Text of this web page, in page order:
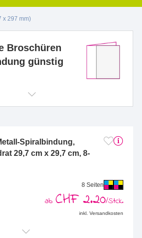
x 297 mm)
Broschüren
günstig
Spiralbindung,
29,7 cm x 29,7 cm, 8-
8 Seiten
ab CHF 2.20/Stck.
inkl. Versandkosten
Fläche): 297 x 297 mm